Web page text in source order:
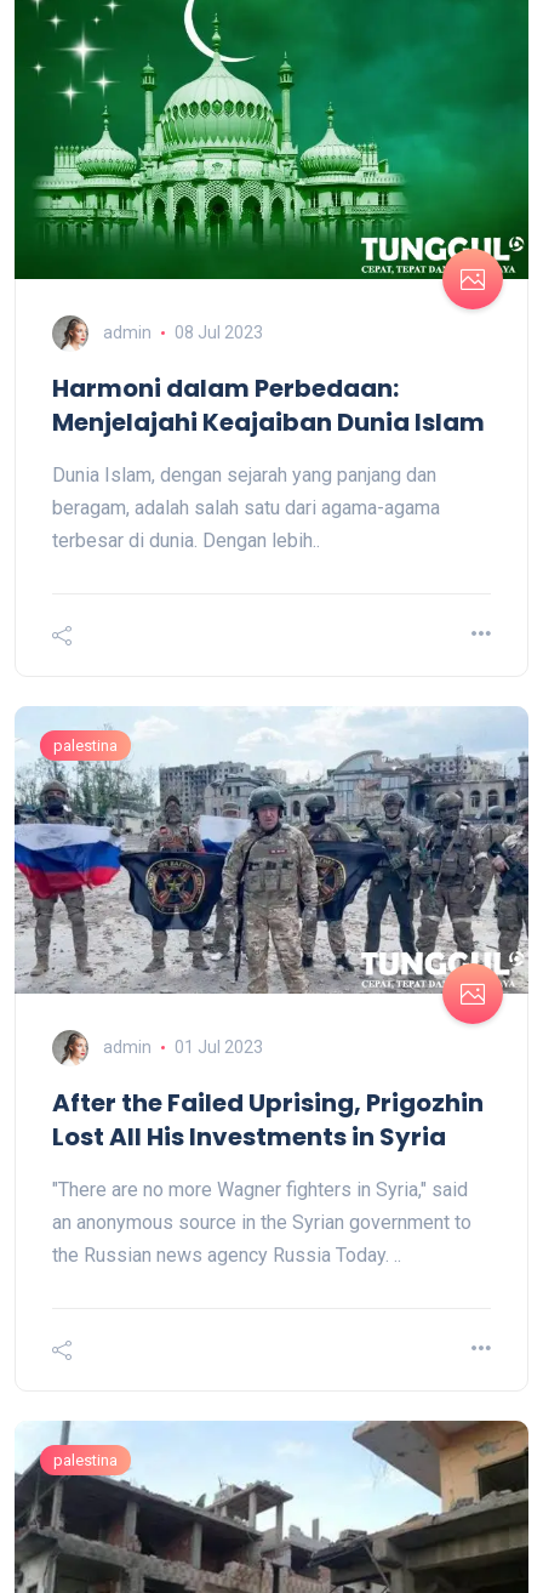
admin 08 Jul 2023
Harmoni dalam Perbedaan:
Menjelajahi Keajaiban Dunia Islam
Dunia Islam, dengan sejarah yang panjang dan
beragam, adalah salah satu dari agama-agama
terbesar di dunia. Dengan lebih..
palestina
admin 01 Jul 2023
After the Failed Uprising, Prigozhin
Lost All His Investments in Syria
"There are no more Wagner fighters in Syria," said
an anonymous source in the Syrian government to
the Russian news agency Russia Today. ..
palestina